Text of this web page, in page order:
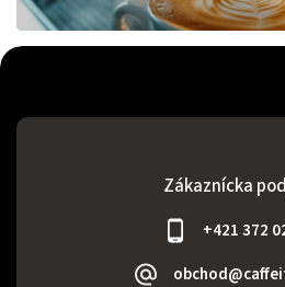
Zákaznícka
+421 372